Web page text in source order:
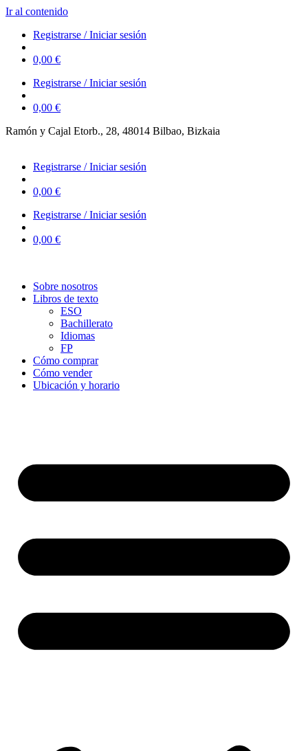
Ir al contenido
Registrarse / Iniciar sesión
0,00 €
Registrarse / Iniciar sesión
0,00 €
Ramón y Cajal Etorb., 28, 48014 Bilbao, Bizkaia
Registrarse / Iniciar sesión
0,00 €
Registrarse / Iniciar sesión
0,00 €
Sobre nosotros
Libros de texto
ESO
Bachillerato
Idiomas
FP
Cómo comprar
Cómo vender
Ubicación y horario